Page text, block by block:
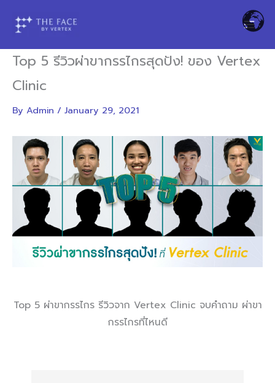
Top 5 รีวิวผ่าขากรรไกรสุดปัง! ของ Vertex
Clinic
By Admin / January 29, 2021
Top 5 ผ่าขากรรไกร รีวิวจาก Vertex Clinic จบคำถาม ผ่าขา
กรรไกรที่ไหนดี